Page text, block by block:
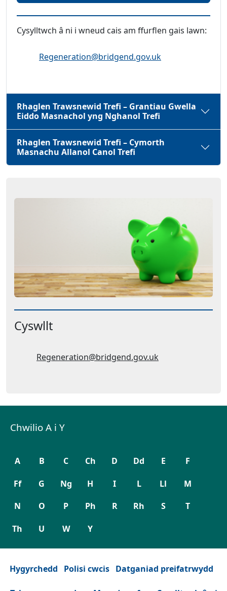
Cysylltwch â ni i wneud cais am ffurflen gais lawn:
Cyfeiriad ebost:
Regeneration@bridgend.gov.uk
Rhaglen Trawsnewid Trefi – Grantiau Gwella
Eiddo Masnachol yng Nghanol Trefi
Rhaglen Trawsnewid Trefi – Cymorth
Masnachu Allanol Canol Trefi
Cyswllt
Cyfeiriad ebost:
Regeneration@bridgend.gov.uk
Chwilio A i Y
A B C Ch D Dd E F
Ff G Ng H I L Ll M
N O P Ph R Rh S T
Th U W Y
Hygyrchedd Polisi cwcis Datganiad preifatrwydd